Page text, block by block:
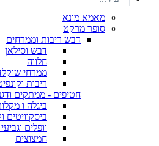
מאמא מונא
סופר מרקט
דבש ריבות וממרחים
דבש וסילאן
חלווה
ממרחי
ריבות
חטיפים - ממתקים
ביגלה ו
ביסקוויטים
וופלים
חמצוצים